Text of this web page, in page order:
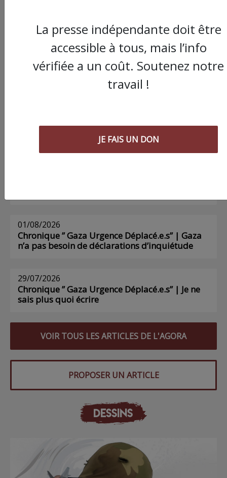
Commander le dernier numéro papier du
Poing !
Voir tous les numéros papier
AGORA
01/08/2026
Chronique ” Gaza Urgence Déplacé.e.s” | Gaza
n’a pas besoin de déclarations d’inquiétude
29/07/2026
Chronique ” Gaza Urgence Déplacé.e.s” | Je ne
sais plus quoi écrire
VOIR TOUS LES ARTICLES DE L'AGORA
PROPOSER UN ARTICLE
DESSINS
La presse indépendante doit être
accessible à tous, mais l’info
vérifiée a un coût. Soutenez notre
travail !
JE FAIS UN DON